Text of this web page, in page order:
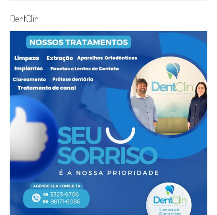
DentClin